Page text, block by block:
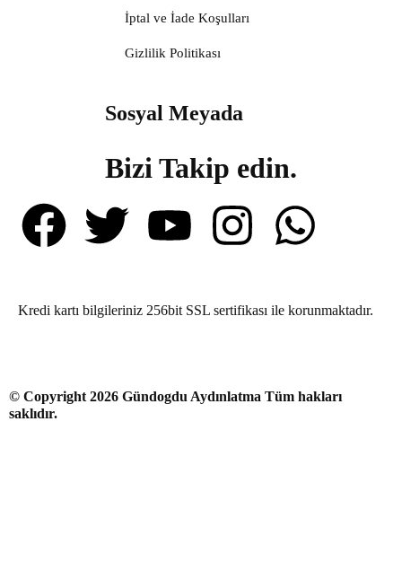
İptal ve İade Koşulları
Gizlilik Politikası
Sosyal Meyada
Bizi Takip edin.
Kredi kartı bilgileriniz 256bit SSL sertifikası ile korunmaktadır.
© Copyright 2026 Gündogdu Aydınlatma Tüm hakları
saklıdır.